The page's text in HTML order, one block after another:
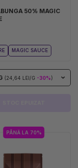
50% MAGIC
MAGIC SAUCE
(24,64 LEI/G -30%)
PÂNĂ LA 70%